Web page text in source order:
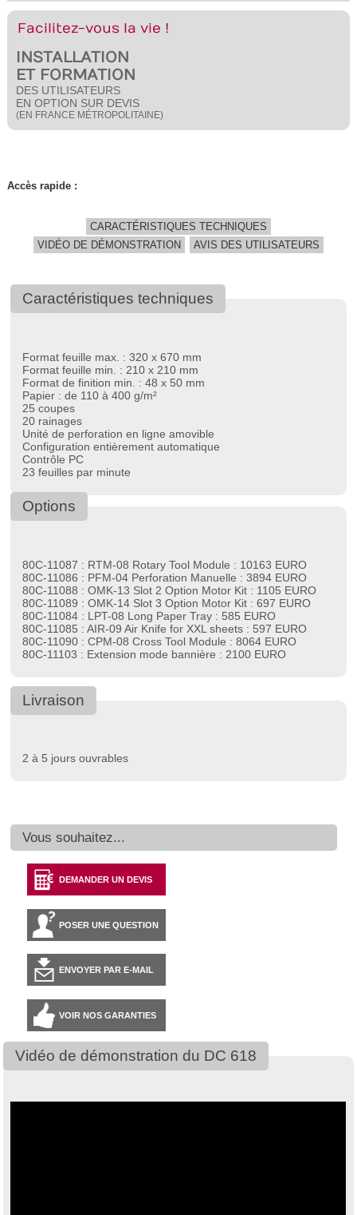
Facilitez-vous la vie !
INSTALLATION
ET FORMATION
DES UTILISATEURS
EN OPTION SUR DEVIS
(EN FRANCE MÉTROPOLITAINE)
Accès rapide :
CARACTÉRISTIQUES TECHNIQUES
VIDÉO DE DÉMONSTRATION
AVIS DES UTILISATEURS
Caractéristiques techniques
Format feuille max. : 320 x 670 mm
Format feuille min. : 210 x 210 mm
Format de finition min. : 48 x 50 mm
Papier : de 110 à 400 g/m²
25 coupes
20 rainages
Unité de perforation en ligne amovible
Configuration entièrement automatique
Contrôle PC
23 feuilles par minute
Options
80C-11087 : RTM-08 Rotary Tool Module : 10163 EURO
80C-11086 : PFM-04 Perforation Manuelle : 3894 EURO
80C-11088 : OMK-13 Slot 2 Option Motor Kit : 1105 EURO
80C-11089 : OMK-14 Slot 3 Option Motor Kit : 697 EURO
80C-11084 : LPT-08 Long Paper Tray : 585 EURO
80C-11085 : AIR-09 Air Knife for XXL sheets : 597 EURO
80C-11090 : CPM-08 Cross Tool Module : 8064 EURO
80C-11103 : Extension mode bannière : 2100 EURO
Livraison
2 à 5 jours ouvrables
Vous souhaitez...
DEMANDER UN DEVIS
POSER UNE QUESTION
ENVOYER PAR E-MAIL
VOIR NOS GARANTIES
Vidéo de démonstration du DC 618